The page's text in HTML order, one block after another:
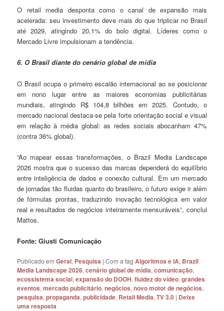
O retail media desponta como o canal de expansão mais
acelerada: seu investimento deve mais do que triplicar no Brasil
até 2029, atingindo 20,1% do bolo digital. Líderes como o
Mercado Livre impulsionam a tendência.
6. O Brasil diante do cenário global de mídia
O Brasil ocupa o primeiro escalão internacional ao se posicionar
em nono lugar entre as maiores economias publicitárias
mundiais, atingindo R$ 104,8 bilhões em 2025. Contudo, o
mercado nacional destaca-se pela forte orientação social e visual
em relação à média global: as redes sociais abocanham 47%
(contra 36% global).
“Ao mapear essas transformações, o Brazil Media Landscape
2026 mostra que o sucesso das marcas dependerá do equilíbrio
entre inteligência de dados e conexão cultural. Em um mercado
de jornadas tão fluidas quanto do brasileiro, o futuro exige ir além
de fórmulas prontas, traduzindo inovação tecnológica em valor
real e resultados de negócios inteiramente mensuráveis”, conclui
Mattos.
Fonte: Giusti Comunicação
Publicado em Geral, Pesquisa |Com a tagAlgoritmos e IA, Brazil
Media Landscape 2026,cenário global de mídia,comunicação,
ecossistema social,expansão do DOOH,fluidez do vídeo,grandes
eventos,mercado publicitário,negócios,novo motor de negócios,
pesquisa,propaganda,publicidade, Retail Media,TV 3.0 | Deixe
uma resposta